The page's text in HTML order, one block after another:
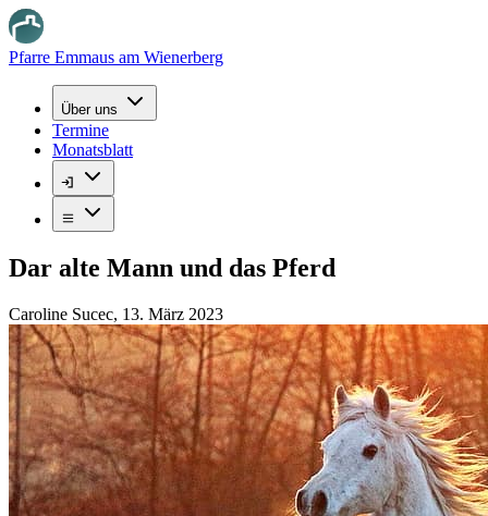
Pfarre Emmaus am Wienerberg
Über uns
Termine
Monatsblatt
Dar alte Mann und das Pferd
Caroline Sucec, 13. März 2023